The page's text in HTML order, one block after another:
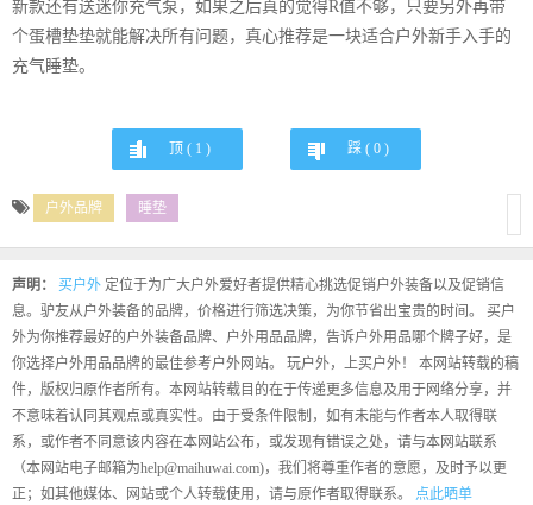
新款还有送迷你充气泵，如果之后真的觉得R值不够，只要另外再带
个蛋槽垫垫就能解决所有问题，真心推荐是一块适合户外新手入手的
充气睡垫。
顶 ( 1 ) 踩 ( 0)
户外品牌 睡垫
声明： 买户外 定位于为广大户外爱好者提供精心挑选促销户外装备以及促销信
息。驴友从户外装备的品牌，价格进行筛选决策，为你节省出宝贵的时间。 买户
外为你推荐最好的户外装备品牌、户外用品品牌，告诉户外用品哪个牌子好，是
你选择户外用品品牌的最佳参考户外网站。 玩户外，上买户外！ 本网站转载的稿
件，版权归原作者所有。本网站转载目的在于传递更多信息及用于网络分享，并
不意味着认同其观点或真实性。由于受条件限制，如有未能与作者本人取得联
系，或作者不同意该内容在本网站公布，或发现有错误之处，请与本网站联系
（本网站电子邮箱为help@maihuwai.com)，我们将尊重作者的意愿，及时予以更
正；如其他媒体、网站或个人转载使用，请与原作者取得联系。 点此晒单